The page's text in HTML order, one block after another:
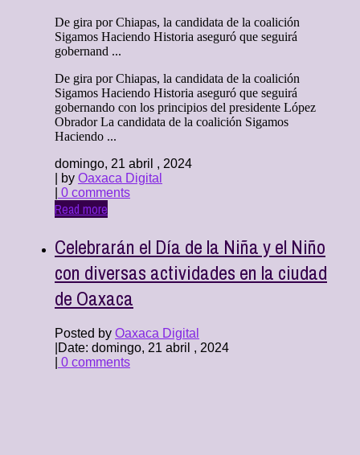
De gira por Chiapas, la candidata de la coalición
Sigamos Haciendo Historia aseguró que seguirá
gobernand ...
De gira por Chiapas, la candidata de la coalición
Sigamos Haciendo Historia aseguró que seguirá
gobernando con los principios del presidente López
Obrador La candidata de la coalición Sigamos
Haciendo ...
domingo, 21 abril , 2024
| by Oaxaca Digital
0 comments
Read more
Celebrarán el Día de la Niña y el Niño
con diversas actividades en la ciudad
de Oaxaca
Posted by Oaxaca Digital
Date: domingo, 21 abril , 2024
0 comments